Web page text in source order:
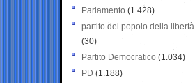
Parlamento (1.428)
partito del popolo della libertà
(30)
Partito Democratico (1.034)
PD (1.188)